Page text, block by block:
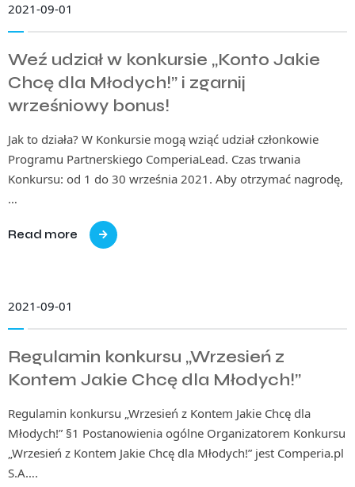
2021-09-01
Weź udział w konkursie „Konto Jakie
Chcę dla Młodych!” i zgarnij
wrześniowy bonus!
Jak to działa? W Konkursie mogą wziąć udział członkowie
Programu Partnerskiego ComperiaLead. Czas trwania
Konkursu: od 1 do 30 września 2021. Aby otrzymać nagrodę,
…
Read more
2021-09-01
Regulamin konkursu „Wrzesień z
Kontem Jakie Chcę dla Młodych!”
Regulamin konkursu „Wrzesień z Kontem Jakie Chcę dla
Młodych!” §1 Postanowienia ogólne Organizatorem Konkursu
„Wrzesień z Kontem Jakie Chcę dla Młodych!” jest Comperia.pl
S.A….